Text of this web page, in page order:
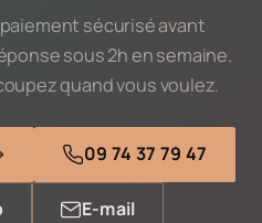
sécurisé avant
sous 2h en semaine.
quand vous voulez.
09 74 37 79 47
E-mail